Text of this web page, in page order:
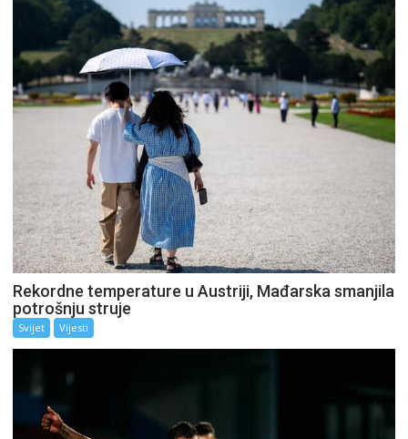
Rekordne temperature u Austriji, Mađarska smanjila
potrošnju struje
Svijet Vijesti